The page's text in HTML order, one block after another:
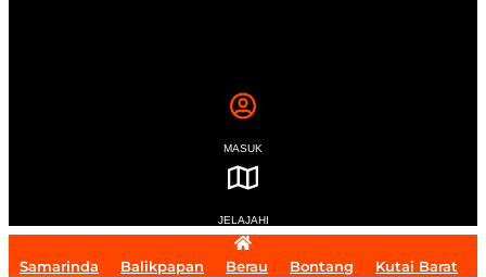
MASUK
JELAJAHI
Samarinda Balikpapan Berau Bontang Kutai Barat